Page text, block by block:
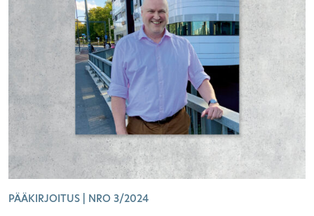
PÄÄKIRJOITUS | NRO 3/2024